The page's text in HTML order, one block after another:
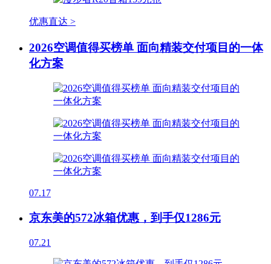
优惠直达 >
2026空调值得买榜单 面向精装交付项目的一体
化方案
07.17
京东美的572冰箱优惠，到手仅1286元
07.21